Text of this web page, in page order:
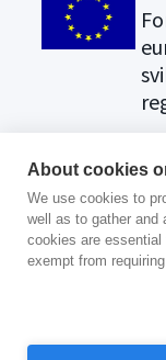
Cerchi
qui.
© 2025
About cookies
We use cookies to
well as to gather and
cookies are essential
exempt from